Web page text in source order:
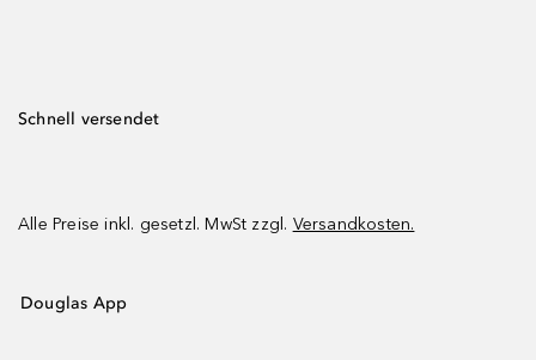
Schnell versendet
Alle Preise inkl. gesetzl. MwSt zzgl. Versandkosten.
Douglas App